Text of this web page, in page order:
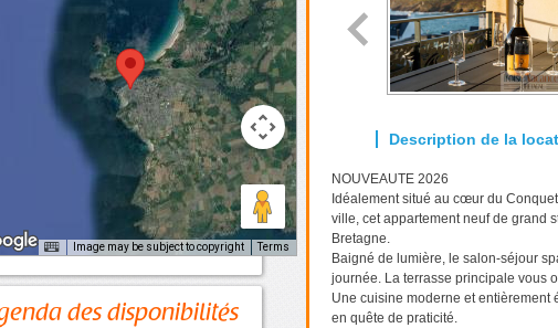
Image may be subject to copyright Terms
des disponibilités
NOUVEAUTE 2026
Idéalement situé au cœur du
ville, cet appartement neuf de grand
Bretagne.
Baigné de lumière, le salon-séjour
journée. La terrasse principale vous
Une cuisine moderne et
en quête de praticité.